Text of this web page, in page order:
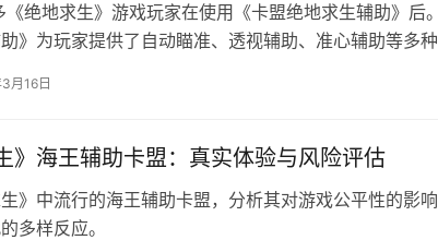
《绝地求生》游戏玩家在使用《卡盟绝地求生辅助》后
助》为玩家提供了自动瞄准、透视辅助、准心辅助等多
月16日
》海王辅助卡盟：真实体验与风险评估
》中流行的海王辅助卡盟，分析其对游戏公平性的影
多样反应。